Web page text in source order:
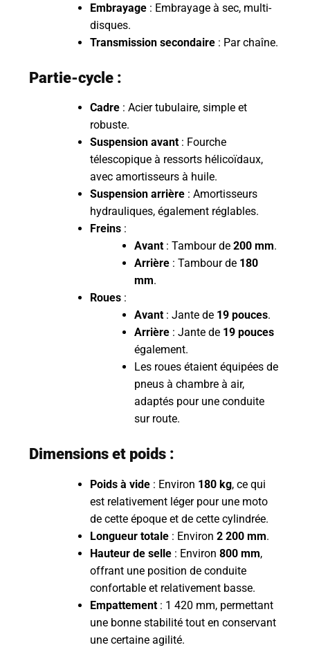
Embrayage : Embrayage à sec, multi-
disques.
Transmission secondaire : Par chaîne.
Partie-cycle :
Cadre : Acier tubulaire, simple et
robuste.
Suspension avant : Fourche
télescopique à ressorts hélicoïdaux,
avec amortisseurs à huile.
Suspension arrière : Amortisseurs
hydrauliques, également réglables.
Freins :
Avant : Tambour de200 mm.
Arrière : Tambour de 180
mm.
Roues :
Avant : Jante de 19 pouces.
Arrière : Jante de 19 pouces
également.
Les roues étaient équipées de
pneus à chambre à air,
adaptés pour une conduite
sur route.
Dimensions et poids :
Poids à vide : Environ 180 kg, ce qui
est relativement léger pour une moto
de cette époque et de cette cylindrée.
Longueur totale : Environ2 200 mm.
Hauteur de selle : Environ800 mm,
offrant une position de conduite
confortable et relativement basse.
Empattement : 1 420 mm, permettant
une bonne stabilité tout en conservant
une certaine agilité.